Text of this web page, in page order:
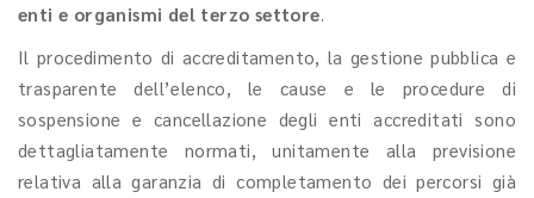
enti e organismi del terzo settore
Il procedimento di accreditamento, la gestione pubblica e
trasparente dell’elenco, le cause e le procedure di
sospensione e cancellazione degli enti accreditati sono
dettagliatamente normati, unitamente alla previsione
relativa alla garanzia di completamento dei percorsi già